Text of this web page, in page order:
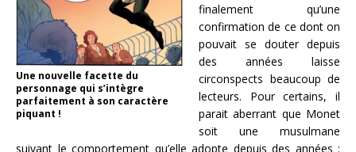
Une nouvelle facette du
personnage qui s’intègre
parfaitement à son caractère
piquant !
finalement qu’une
confirmation de ce dont on
pouvait se douter depuis
des années laisse
circonspects beaucoup de
lecteurs. Pour certains, il
parait aberrant que Monet
soit une musulmane
suivant le comportement qu’elle adopte depuis des années :